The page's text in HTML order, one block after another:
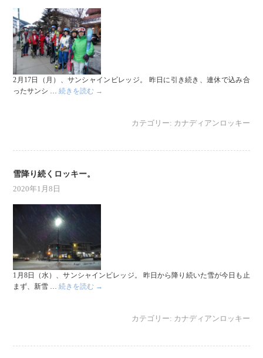
2月17日（月）、サンシャインビレッジ。 昨日に引き続き、連休で込み合
ったサンシ …続きを読む →
カテゴリー: カナディアンロッキー
雪降り続くロッキー。
2020年1月8日
1月8日（水）、サンシャインビレッジ。 昨日から降り続いた雪が今日も止
まず、新雪 …続きを読む →
カテゴリー: カナディアンロッキー